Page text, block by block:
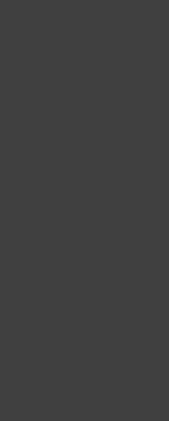
de bobina.
il·limitat